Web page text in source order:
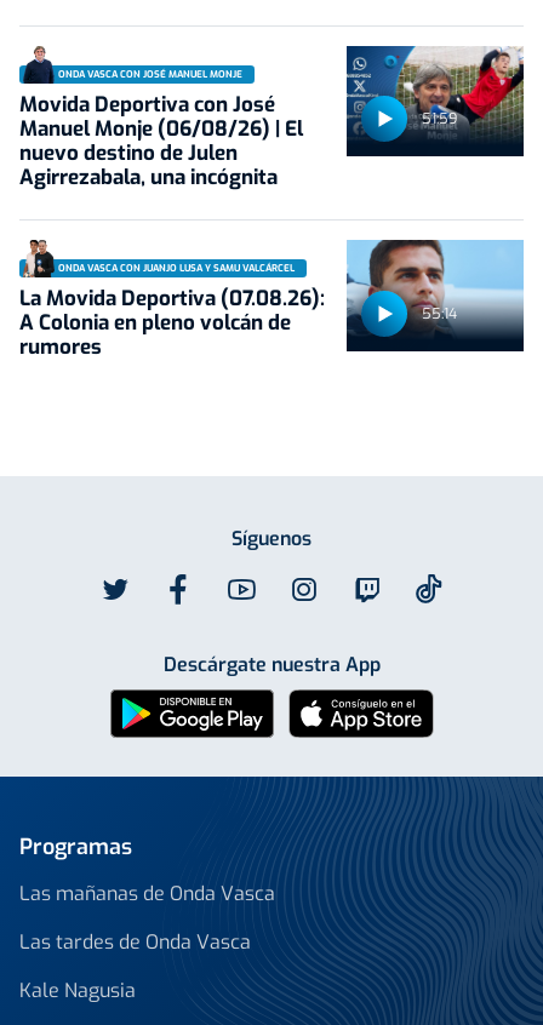
51:59
ONDA VASCA CON JOSÉ MANUEL MONJE
Movida Deportiva con José
Manuel Monje (06/08/26) | El
nuevo destino de Julen
Agirrezabala, una incógnita
55:14
ONDA VASCA CON JUANJO LUSA Y SAMU VALCÁRCEL
La Movida Deportiva (07.08.26):
A Colonia en pleno volcán de
rumores
Síguenos
Descárgate nuestra App
Programas
Las mañanas de Onda Vasca
Las tardes de Onda Vasca
Kale Nagusia